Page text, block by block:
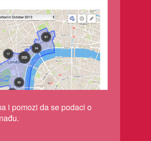
i pomozi da se podaci o